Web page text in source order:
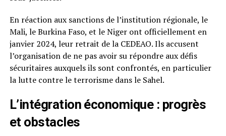
En réaction aux sanctions de l’institution régionale, le
Mali, le Burkina Faso, et le Niger ont officiellement en
janvier 2024, leur retrait de la CEDEAO. Ils accusent
l’organisation de ne pas avoir su répondre aux défis
sécuritaires auxquels ils sont confrontés, en particulier
la lutte contre le terrorisme dans le Sahel.
L’intégration économique : progrès
et obstacles